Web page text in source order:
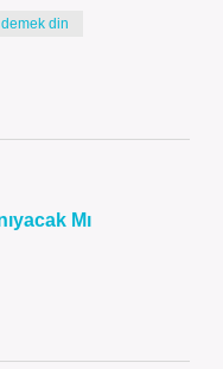
din
Mı